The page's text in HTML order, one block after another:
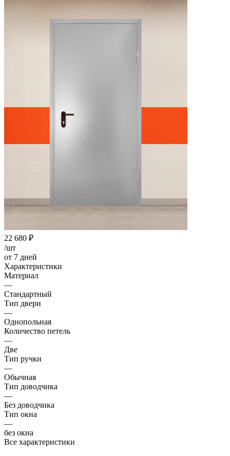
22 680 ₽
/шт
от 7 дней
Характеристики
Материал
—
Стандартный
Тип двери
—
Однопольная
Количество петель
—
Две
Тип ручки
—
Обычная
Тип доводчика
—
Без доводчика
Тип окна
—
без окна
Все характеристики